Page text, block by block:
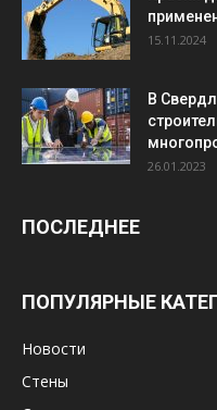
15.11.2024
В
26.01.2023
ПОСЛЕДНЕЕ
ПОПУЛЯРНЫЕ
Новости
Стены